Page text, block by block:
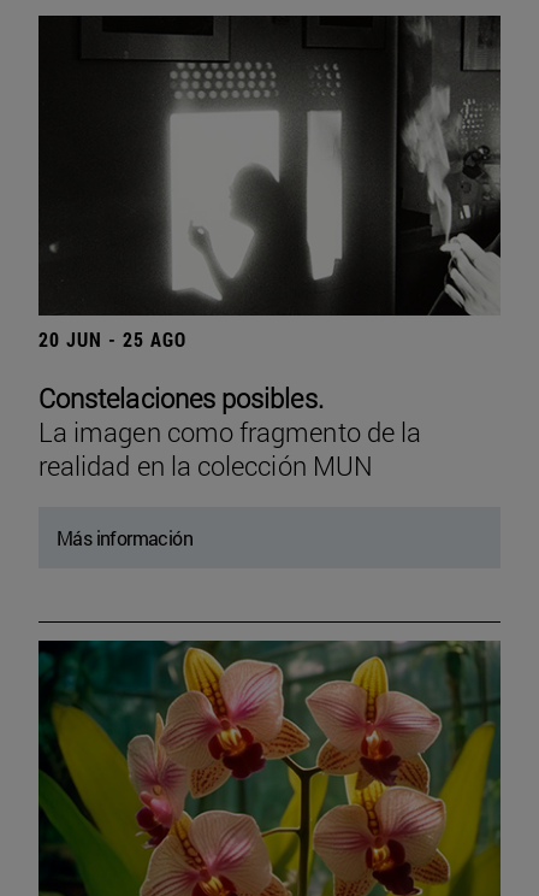
20 JUN - 25 AGO
Constelaciones posibles.
La imagen como fragmento de la
realidad en la colección MUN
Más información